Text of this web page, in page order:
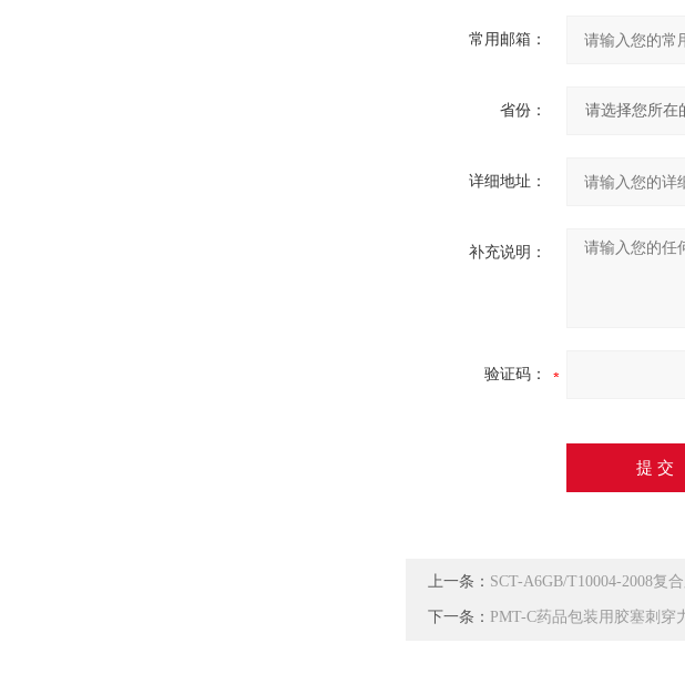
常用邮箱：
省份：
详细地址：
补充说明：
验证码：
上一条： SCT-A6GB/T10004-2008复
下一条： PMT-C药品包装用胶塞刺穿